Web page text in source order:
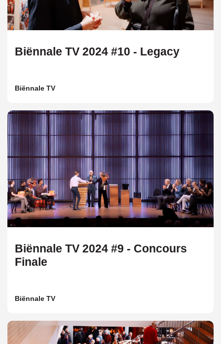
Biënnale TV 2024 #10 - Legacy
Biënnale TV
Biënnale TV 2024 #9 - Concours
Finale
Biënnale TV